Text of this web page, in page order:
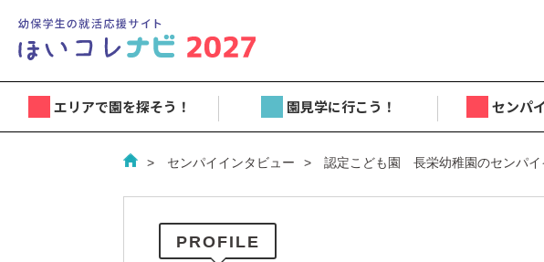
エリアで園を探そう！ 園見学に行こう！ センパ
センパイインタビュー 認定こども園 長栄幼稚園のセンパイ
PROFILE